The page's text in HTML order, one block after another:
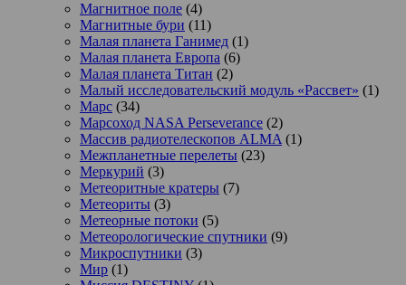
Магнитное поле (4)
Магнитные бури (11)
Малая планета Ганимед (1)
Малая планета Европа (6)
Малая планета Титан (2)
Малый исследовательский модуль «Рассвет» (1)
Марс (34)
Марсоход NASA Perseverance (2)
Массив радиотелескопов ALMA (1)
Межпланетные перелеты (23)
Меркурий (3)
Метеоритные кратеры (7)
Метеориты (3)
Метеорные потоки (5)
Метеорологические спутники (9)
Микроспутники (3)
Мир (1)